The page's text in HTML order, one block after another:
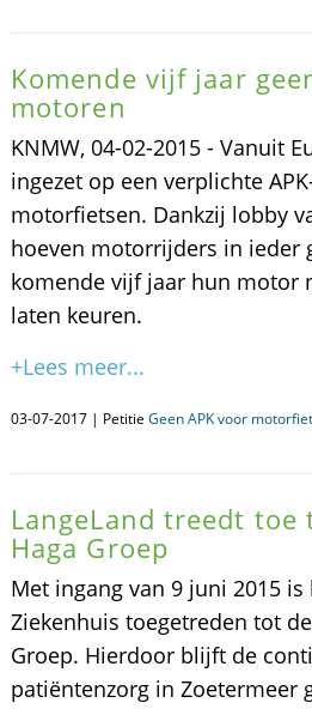
Komende vijf jaar
motoren
KNMW, 04-02-2015 - Vanuit
ingezet op een verplichte
motorfietsen. Dankzij lobby
hoeven motorrijders in ieder
komende vijf jaar hun motor
laten keuren.
+Lees meer...
03-07-2017 | Petitie Geen APK voor
LangeLand treedt toe
Haga Groep
Met ingang van 9 juni 2015 is
Ziekenhuis toegetreden tot
Groep. Hierdoor blijft de
patiëntenzorg in Zoetermeer